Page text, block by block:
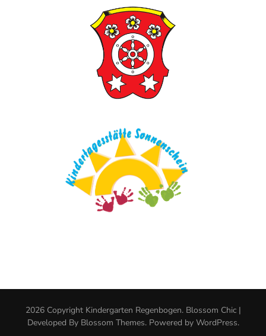
2026 Copyright Kindergarten Regenbogen. Blossom Chic |
Developed By Blossom Themes. Powered by WordPress.